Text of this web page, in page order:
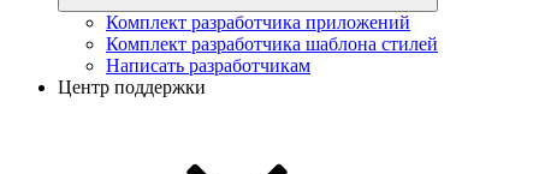
Комплект разработчика приложений
Комплект разработчика шаблона стилей
Написать разработчикам
Центр поддержки